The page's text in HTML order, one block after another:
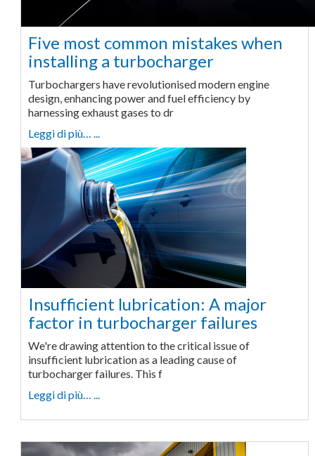
Five most common mistakes when
installing a turbocharger
Turbochargers have revolutionised modern engine
design, enhancing power and fuel efficiency by
harnessing exhaust gases to dr
Leggi di più… ...
Insufficient lubrication: A major
factor in turbocharger failures
We're drawing attention to the critical issue of
insufficient lubrication as a leading cause of
turbocharger failures. This f
Leggi di più… ...